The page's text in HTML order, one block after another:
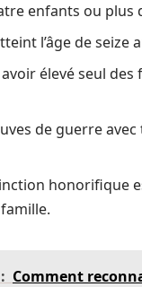
enfants ou plus
l’âge de seize
élevé seul
de guerre
honorifique
Comment